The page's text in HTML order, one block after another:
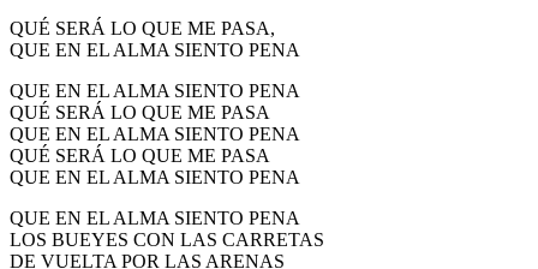
QUÉ SERÁ LO QUE ME PASA,
QUE EN EL ALMA SIENTO PENA
QUE EN EL ALMA SIENTO PENA
QUÉ SERÁ LO QUE ME PASA
QUE EN EL ALMA SIENTO PENA
QUÉ SERÁ LO QUE ME PASA
QUE EN EL ALMA SIENTO PENA
QUE EN EL ALMA SIENTO PENA
LOS BUEYES CON LAS CARRETAS
DE VUELTA POR LAS ARENAS